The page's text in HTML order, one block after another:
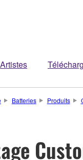
Artistes
Batteries Produits